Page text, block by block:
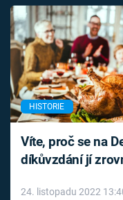
HISTORIE
Víte, proč se na
díkůvzdání jí
24. listopadu 2022